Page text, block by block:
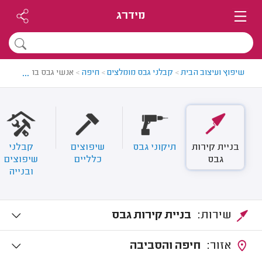
מידרג
שיפוץ ועיצוב הבית> קבלני גבס מומלצים> חיפה > אנשי גבס בחיפה
...
בניית קירות
גבס
תיקוני גבס
שיפוצים
כלליים
קבלני
שיפוצים
ובנייה
בניית קירות גבס
חיפה והסביבה